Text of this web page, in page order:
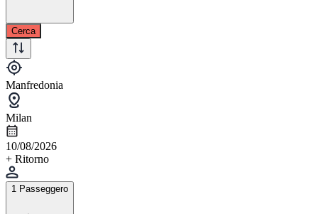
Cerca
Manfredonia
Milan
10/08/2026
+ Ritorno
1 Passeggero